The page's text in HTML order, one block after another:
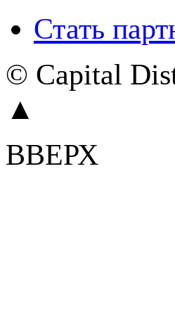
Стать
© Capital
▲
ВВЕРХ